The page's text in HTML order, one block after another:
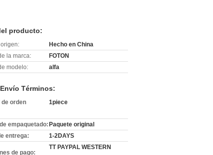
producto:
Hecho en China
la marca:
FOTON
modelo:
alfa
Términos:
de orden
1piece
empaquetado: Paquete original
entrega:
1-2DAYS
de pago:
TT PAYPAL WESTERN